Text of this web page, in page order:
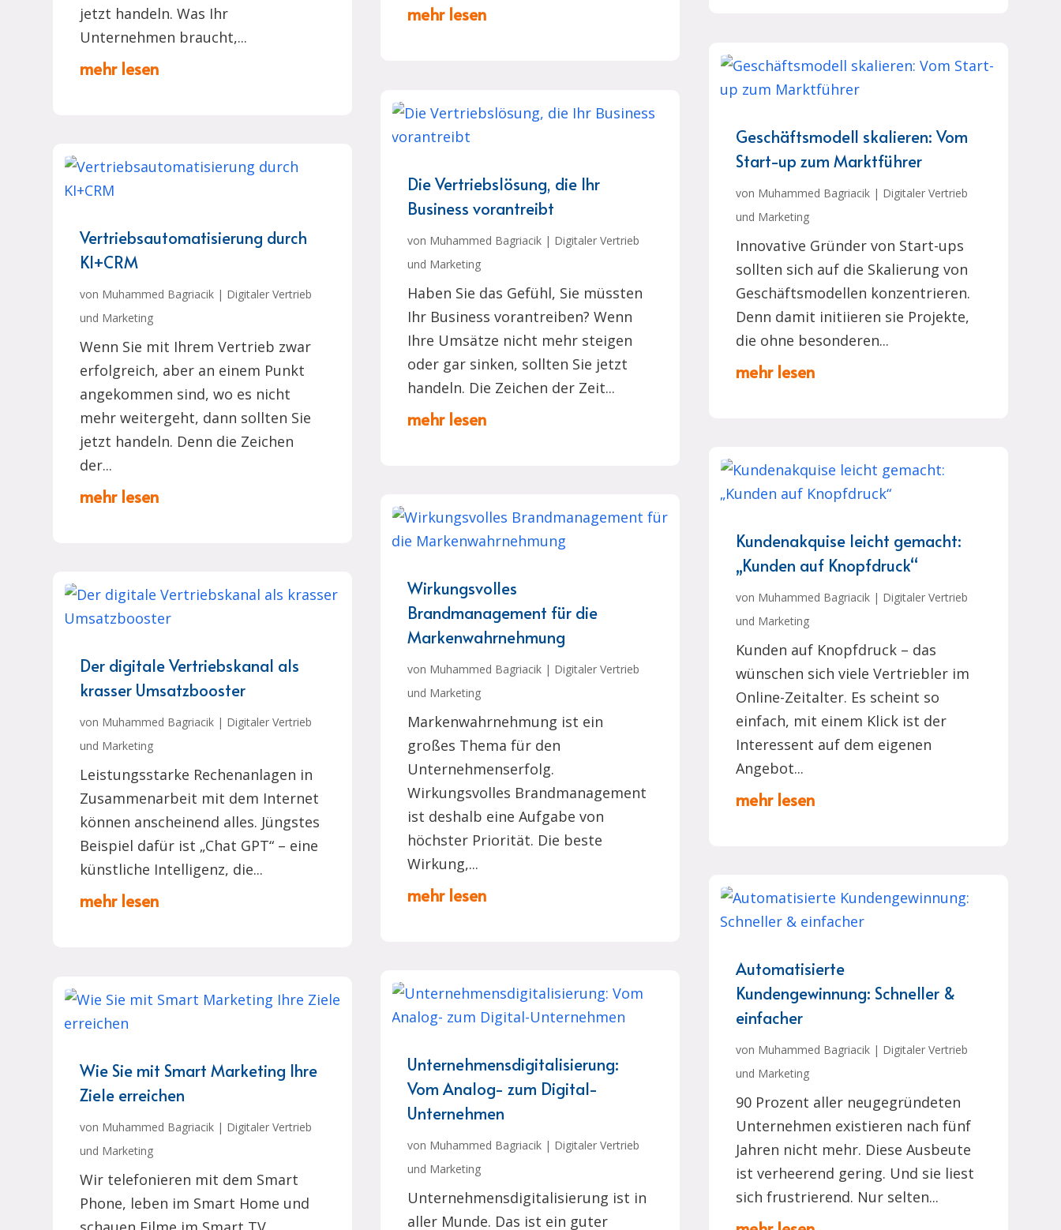
jetzt handeln. Was Ihr
Unternehmen braucht,...
mehr lesen
Vertriebsautomatisierung durch
KI+CRM
von Muhammed Bagriacik | Digitaler Vertrieb
und Marketing
Wenn Sie mit Ihrem Vertrieb zwar
erfolgreich, aber an einem Punkt
angekommen sind, wo es nicht
mehr weitergeht, dann sollten Sie
jetzt handeln. Denn die Zeichen
der...
mehr lesen
Der digitale Vertriebskanal als
krasser Umsatzbooster
von Muhammed Bagriacik | Digitaler Vertrieb
und Marketing
Leistungsstarke Rechenanlagen in
Zusammenarbeit mit dem Internet
können anscheinend alles. Jüngstes
Beispiel dafür ist „Chat GPT“ – eine
künstliche Intelligenz, die...
mehr lesen
Wie Sie mit Smart Marketing Ihre
Ziele erreichen
von Muhammed Bagriacik | Digitaler Vertrieb
und Marketing
Wir telefonieren mit dem Smart
Phone, leben im Smart Home und
mehr lesen
Die Vertriebslösung, die Ihr
Business vorantreibt
von Muhammed Bagriacik | Digitaler Vertrieb
und Marketing
Haben Sie das Gefühl, Sie müssten
Ihr Business vorantreiben? Wenn
Ihre Umsätze nicht mehr steigen
oder gar sinken, sollten Sie jetzt
handeln. Die Zeichen der Zeit...
mehr lesen
Wirkungsvolles
Brandmanagement für die
Markenwahrnehmung
von Muhammed Bagriacik | Digitaler Vertrieb
und Marketing
Markenwahrnehmung ist ein
großes Thema für den
Unternehmenserfolg.
Wirkungsvolles Brandmanagement
ist deshalb eine Aufgabe von
höchster Priorität. Die beste
Wirkung,...
mehr lesen
Unternehmensdigitalisierung:
Vom Analog- zum Digital-
Unternehmen
von Muhammed Bagriacik | Digitaler Vertrieb
und Marketing
Unternehmensdigitalisierung ist in
aller Munde. Das ist ein guter
Geschäftsmodell skalieren: Vom
Start-up zum Marktführer
von Muhammed Bagriacik| Digitaler Vertrieb
und Marketing
Innovative Gründer von Start-ups
sollten sich auf die Skalierung von
Geschäftsmodellen konzentrieren.
Denn damit initiieren sie Projekte,
die ohne besonderen...
mehr lesen
Kundenakquise leicht gemacht:
„Kunden auf Knopfdruck“
von Muhammed Bagriacik| Digitaler Vertrieb
und Marketing
Kunden auf Knopfdruck – das
wünschen sich viele Vertriebler im
Online-Zeitalter. Es scheint so
einfach, mit einem Klick ist der
Interessent auf dem eigenen
Angebot...
mehr lesen
Automatisierte
Kundengewinnung: Schneller &
einfacher
von Muhammed Bagriacik| Digitaler Vertrieb
und Marketing
90 Prozent aller neugegründeten
Unternehmen existieren nach fünf
Jahren nicht mehr. Diese Ausbeute
ist verheerend gering. Und sie liest
sich frustrierend. Nur selten...